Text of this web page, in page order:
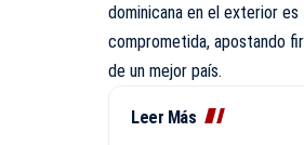
dominicana en el exterior es
comprometida, apostando
de un mejor país.
Leer Más